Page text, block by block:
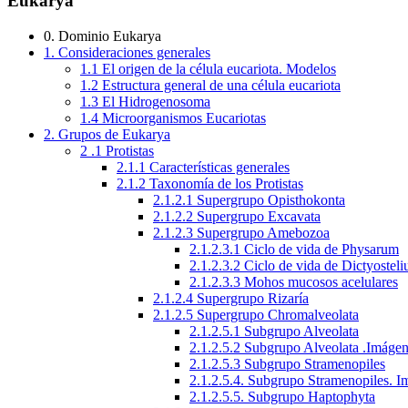
0. Dominio Eukarya
1. Consideraciones generales
1.1 El origen de la célula eucariota. Modelos
1.2 Estructura general de una célula eucariota
1.3 El Hidrogenosoma
1.4 Microorganismos Eucariotas
2. Grupos de Eukarya
2 .1 Protistas
2.1.1 Características generales
2.1.2 Taxonomía de los Protistas
2.1.2.1 Supergrupo Opisthokonta
2.1.2.2 Supergrupo Excavata
2.1.2.3 Supergrupo Amebozoa
2.1.2.3.1 Ciclo de vida de Physarum
2.1.2.3.2 Ciclo de vida de
2.1.2.3.3 Mohos mucosos acelulares
2.1.2.4 Supergrupo Rizaría
2.1.2.5 Supergrupo Chromalveolata
2.1.2.5.1 Subgrupo Alveolata
2.1.2.5.2 Subgrupo Alveolata
2.1.2.5.3 Subgrupo Stramenopiles
2.1.2.5.4. Subgrupo Stramenopiles.
2.1.2.5.5. Subgrupo Haptophyta